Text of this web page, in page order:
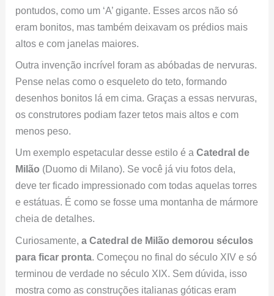
pontudos, como um ‘A’ gigante. Esses arcos não só
eram bonitos, mas também deixavam os prédios mais
altos e com janelas maiores.
Outra invenção incrível foram as abóbadas de nervuras.
Pense nelas como o esqueleto do teto, formando
desenhos bonitos lá em cima. Graças a essas nervuras,
os construtores podiam fazer tetos mais altos e com
menos peso.
Um exemplo espetacular desse estilo é aCatedral de
Milão (Duomo di Milano). Se você já viu fotos dela,
deve ter ficado impressionado com todas aquelas torres
e estátuas. É como se fosse uma montanha de mármore
cheia de detalhes.
Curiosamente,a Catedral de Milão demorou séculos
para ficar pronta. Começou no final do século XIV e só
terminou de verdade no século XIX. Sem dúvida, isso
mostra como as construções italianas góticas eram